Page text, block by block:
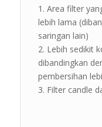
Area filter
lebih lama
saringan lain)
Lebih sedikit
dibandingkan
pembersihan
Filter candle